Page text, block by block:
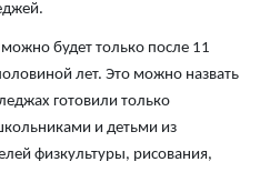
будет только после 11
лет. Это можно назвать
готовили только
и детьми из
физкультуры, рисования,